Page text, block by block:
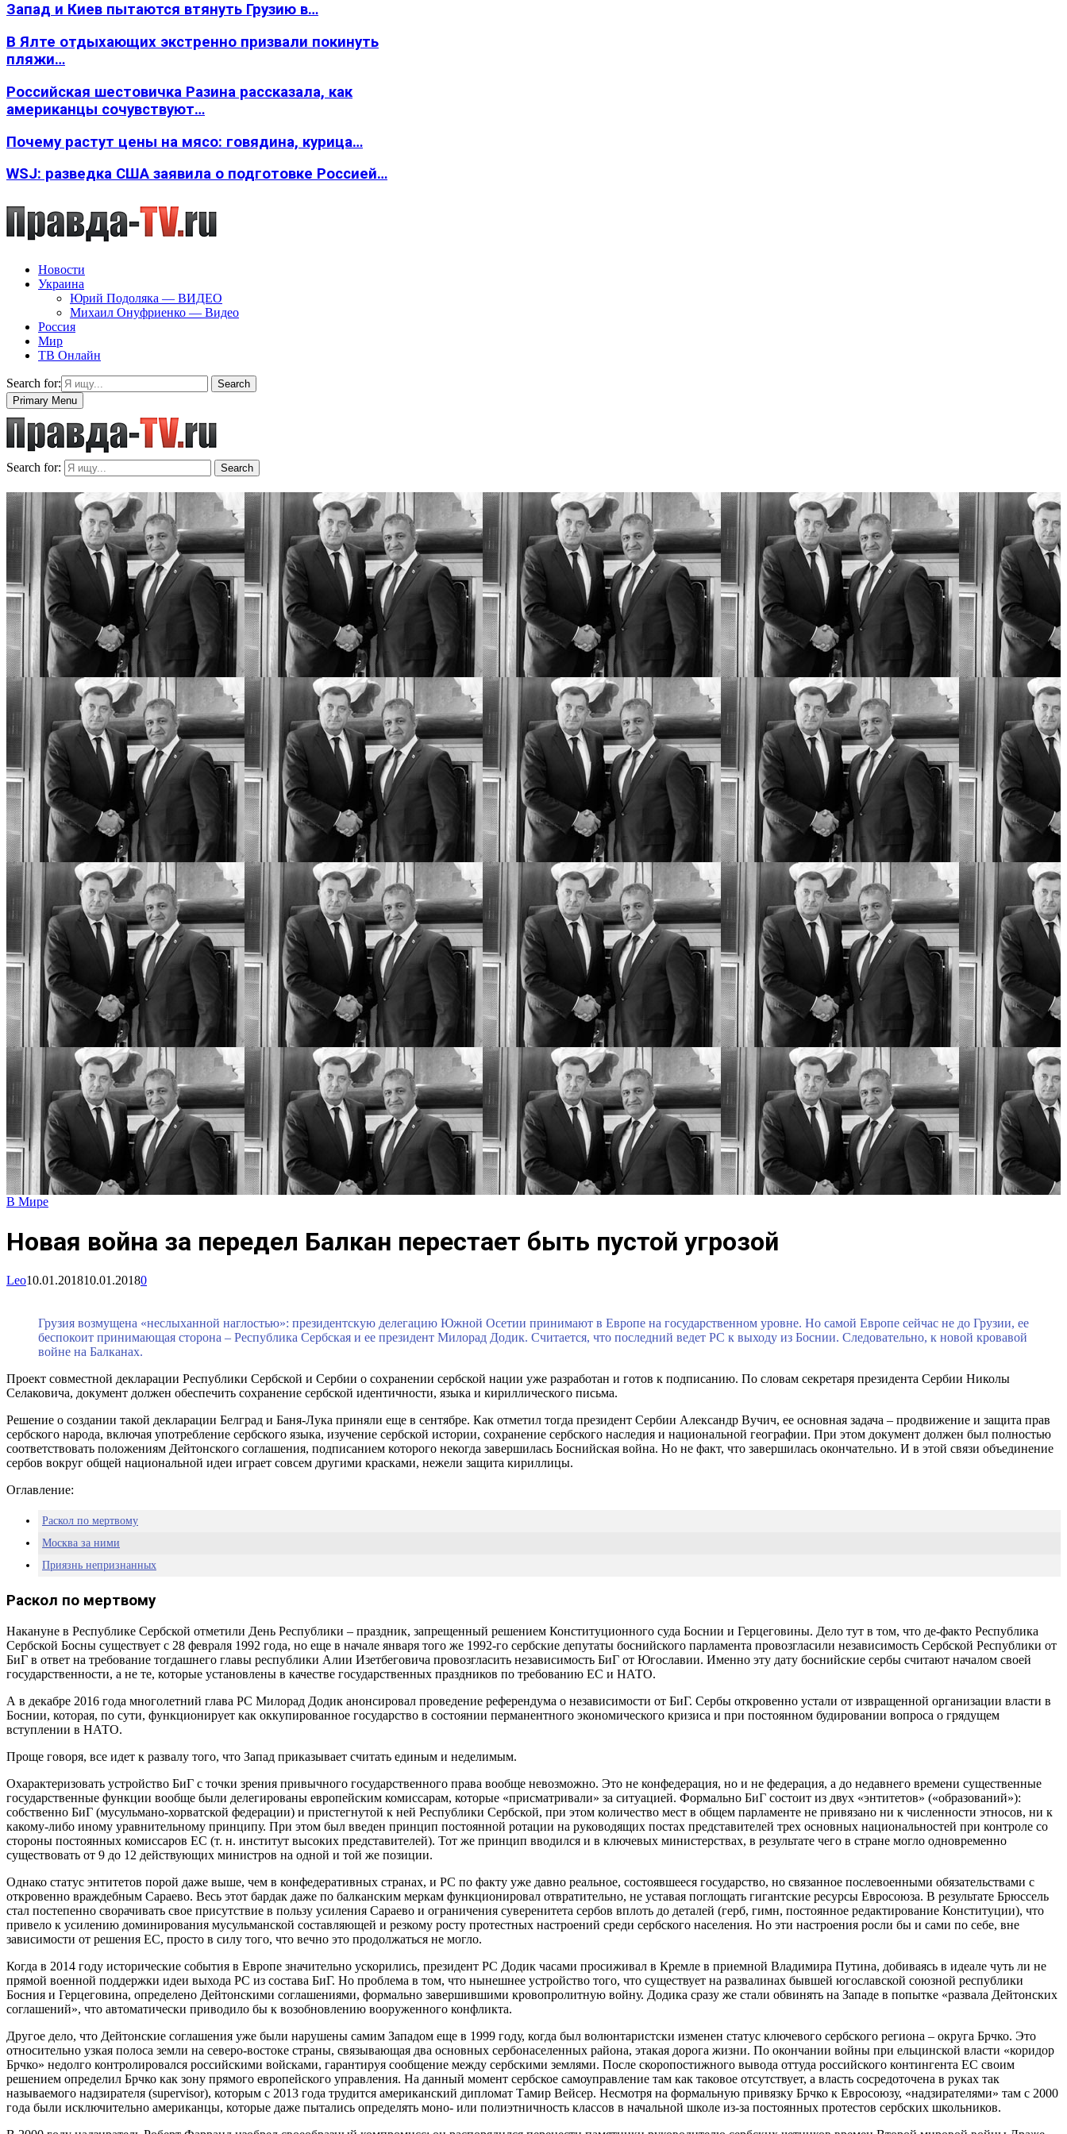
Запад и Киев пытаются втянуть Грузию в…
В Ялте отдыхающих экстренно призвали покинуть
пляжи…
Российская шестовичка Разина рассказала, как
американцы сочувствуют…
Почему растут цены на мясо: говядина, курица…
WSJ: разведка США заявила о подготовке Россией…
Новости
Украина
Юрий Подоляка — ВИДЕО
Михаил Онуфриенко — Видео
Россия
Мир
ТВ Онлайн
Search for:
Search
Primary Menu
Search for: Search
В Мире
Новая война за передел Балкан перестает быть пустой угрозой
Leo10.01.201810.01.20180
Грузия возмущена «неслыханной наглостью»: президентскую делегацию Южной Осетии принимают в Европе на государственном уровне. Но самой Европе сейчас не до Грузии, ее
беспокоит принимающая сторона – Республика Сербская и ее президент Милорад Додик. Считается, что последний ведет РС к выходу из Боснии. Следовательно, к новой кровавой
войне на Балканах.
Проект совместной декларации Республики Сербской и Сербии о сохранении сербской нации уже разработан и готов к подписанию. По словам секретаря президента Сербии Николы
Селаковича, документ должен обеспечить сохранение сербской идентичности, языка и кириллического письма.
Решение о создании такой декларации Белград и Баня-Лука приняли еще в сентябре. Как отметил тогда президент Сербии Александр Вучич, ее основная задача – продвижение и защита прав
сербского народа, включая употребление сербского языка, изучение сербской истории, сохранение сербского наследия и национальной географии. При этом документ должен был полностью
соответствовать положениям Дейтонского соглашения, подписанием которого некогда завершилась Боснийская война. Но не факт, что завершилась окончательно. И в этой связи объединение
сербов вокруг общей национальной идеи играет совсем другими красками, нежели защита кириллицы.
Оглавление:
Раскол по мертвому
Москва за ними
Приязнь непризнанных
Раскол по мертвому
Накануне в Республике Сербской отметили День Республики – праздник, запрещенный решением Конституционного суда Боснии и Герцеговины. Дело тут в том, что де-факто Республика
Сербской Босны существует с 28 февраля 1992 года, но еще в начале января того же 1992-го сербские депутаты боснийского парламента провозгласили независимость Сербской Республики от
БиГ в ответ на требование тогдашнего главы республики Алии Изетбеговича провозгласить независимость БиГ от Югославии. Именно эту дату боснийские сербы считают началом своей
государственности, а не те, которые установлены в качестве государственных праздников по требованию ЕС и НАТО.
А в декабре 2016 года многолетний глава РС Милорад Додик анонсировал проведение референдума о независимости от БиГ. Сербы откровенно устали от извращенной организации власти в
Боснии, которая, по сути, функционирует как оккупированное государство в состоянии перманентного экономического кризиса и при постоянном будировании вопроса о грядущем
вступлении в НАТО.
Проще говоря, все идет к развалу того, что Запад приказывает считать единым и неделимым.
Охарактеризовать устройство БиГ с точки зрения привычного государственного права вообще невозможно. Это не конфедерация, но и не федерация, а до недавнего времени существенные
государственные функции вообще были делегированы европейским комиссарам, которые «присматривали» за ситуацией. Формально БиГ состоит из двух «энтитетов» («образований»):
собственно БиГ (мусульмано-хорватской федерации) и пристегнутой к ней Республики Сербской, при этом количество мест в общем парламенте не привязано ни к численности этносов, ни к
какому-либо иному уравнительному принципу. При этом был введен принцип постоянной ротации на руководящих постах представителей трех основных национальностей при контроле со
стороны постоянных комиссаров ЕС (т. н. институт высоких представителей). Тот же принцип вводился и в ключевых министерствах, в результате чего в стране могло одновременно
существовать от 9 до 12 действующих министров на одной и той же позиции.
Однако статус энтитетов порой даже выше, чем в конфедеративных странах, и РС по факту уже давно реальное, состоявшееся государство, но связанное послевоенными обязательствами с
откровенно враждебным Сараево. Весь этот бардак даже по балканским меркам функционировал отвратительно, не уставая поглощать гигантские ресурсы Евросоюза. В результате Брюссель
стал постепенно сворачивать свое присутствие в пользу усиления Сараево и ограничения суверенитета сербов вплоть до деталей (герб, гимн, постоянное редактирование Конституции), что
привело к усилению доминирования мусульманской составляющей и резкому росту протестных настроений среди сербского населения. Но эти настроения росли бы и сами по себе, вне
зависимости от решения ЕС, просто в силу того, что вечно это продолжаться не могло.
Когда в 2014 году исторические события в Европе значительно ускорились, президент РС Додик часами просиживал в Кремле в приемной Владимира Путина, добиваясь в идеале чуть ли не
прямой военной поддержки идеи выхода РС из состава БиГ. Но проблема в том, что нынешнее устройство того, что существует на развалинах бывшей югославской союзной республики
Босния и Герцеговина, определено Дейтонскими соглашениями, формально завершившими кровопролитную войну. Додика сразу же стали обвинять на Западе в попытке «развала Дейтонских
соглашений», что автоматически приводило бы к возобновлению вооруженного конфликта.
Другое дело, что Дейтонские соглашения уже были нарушены самим Западом еще в 1999 году, когда был волюнтаристски изменен статус ключевого сербского региона – округа Брчко. Это
относительно узкая полоса земли на северо-востоке страны, связывающая два основных сербонаселенных района, этакая дорога жизни. По окончании войны при ельцинской власти «коридор
Брчко» недолго контролировался российскими войсками, гарантируя сообщение между сербскими землями. После скоропостижного вывода оттуда российского контингента ЕС своим
решением определил Брчко как зону прямого европейского управления. На данный момент сербское самоуправление там как таковое отсутствует, а власть сосредоточена в руках так
называемого надзирателя (supervisor), которым с 2013 года трудится американский дипломат Тамир Вейсер. Несмотря на формальную привязку Брчко к Евросоюзу, «надзирателями» там с 2000
года были исключительно американцы, которые даже пытались определять моно- или полиэтничность классов в начальной школе из-за постоянных протестов сербских школьников.